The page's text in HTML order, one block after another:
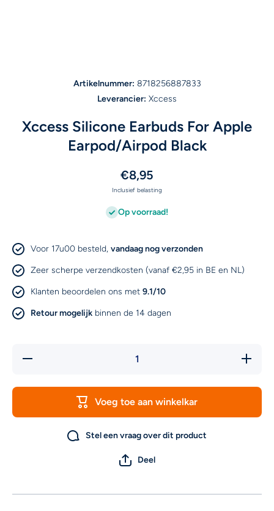
Artikelnummer: 8718256887833
Leverancier: Xccess
Xccess Silicone Earbuds For Apple
Earpod/Airpod Black
€8,95
Inclusief belasting
Op voorraad!
Voor 17u00 besteld, vandaag nog verzonden
Zeer scherpe verzendkosten (vanaf €2,95 in BE en NL)
Klanten beoordelen ons met 9.1/10
Retour mogelijk binnen de 14 dagen
Hoeveelheid
Earpod/
Voeg toe aan winkelkar
Stel een vraag over dit product
Deel